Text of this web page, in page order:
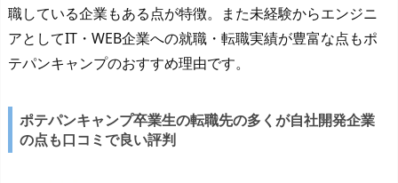
職している企業もある点が特徴。また未経験からエンジニ
アとしてIT・WEB企業への就職・転職実績が豊富な点もポ
テパンキャンプのおすすめ理由です。
ポテパンキャンプ卒業生の転職先の多くが自社開発企業
の点も口コミで良い評判